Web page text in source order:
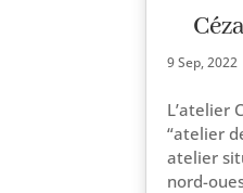
9 Sep, 2022
L’atelier
“ate­lier
atelier
nord-